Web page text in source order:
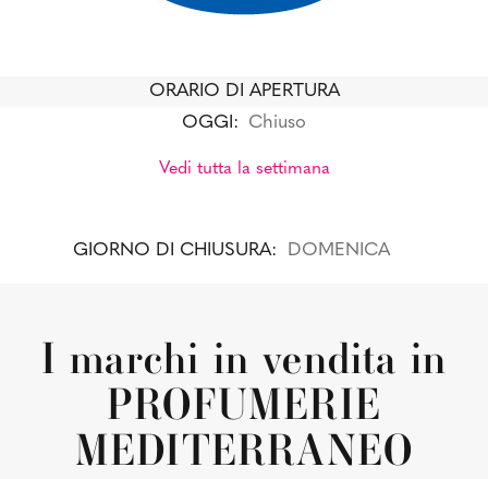
ORARIO DI APERTURA
OGGI:
Chiuso
Vedi tutta la settimana
GIORNO DI CHIUSURA: DOMENICA
I marchi in vendita in
PROFUMERIE
MEDITERRANEO